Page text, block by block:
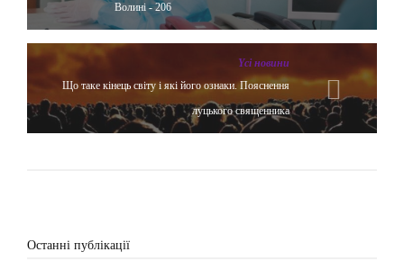
Волині - 206
Yсі новини
Що таке кінець світу і які його ознаки. Пояснення
луцького священника
Останні публікації